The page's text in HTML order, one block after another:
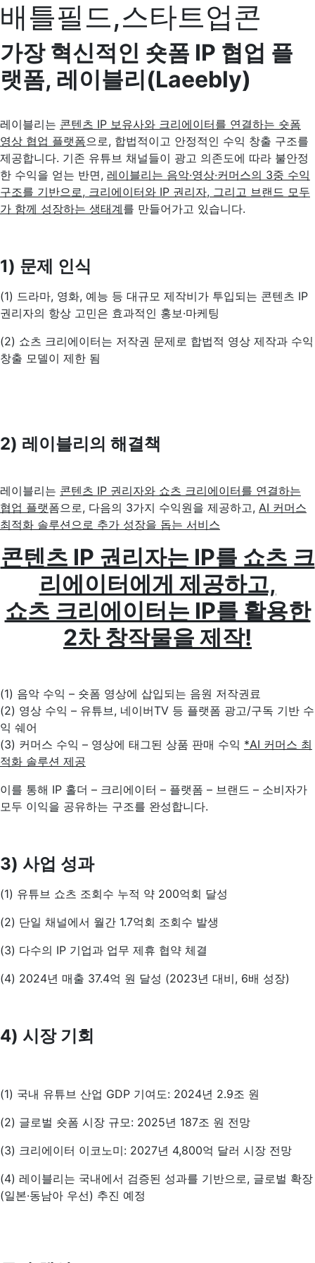
배틀필드,스타트업콘
가장 혁신적인 숏폼 IP 협업 플
랫폼, 레이블리(Laeebly)
레이블리는 콘텐츠 IP 보유사와 크리에이터를 연결하는 숏폼
영상 협업 플랫폼으로, 합법적이고 안정적인 수익 창출 구조를
제공합니다. 기존 유튜브 채널들이 광고 의존도에 따라 불안정
한 수익을 얻는 반면, 레이블리는 음악·영상·커머스의 3중 수익
구조를 기반으로, 크리에이터와 IP 권리자, 그리고 브랜드 모두
가 함께 성장하는 생태계를 만들어가고 있습니다.
1) 문제 인식
(1) 드라마, 영화, 예능 등 대규모 제작비가 투입되는 콘텐츠 IP
권리자의 항상 고민은 효과적인 홍보·마케팅
(2) 쇼츠 크리에이터는 저작권 문제로 합법적 영상 제작과 수익
창출 모델이 제한 됨
2) 레이블리의 해결책
레이블리는 콘텐츠 IP 권리자와 쇼츠 크리에이터를 연결하는
협업 플랫폼으로, 다음의 3가지 수익원을 제공하고, AI 커머스
최적화 솔루션으로 추가 성장을 돕는 서비스
콘텐츠 IP 권리자는 IP를 쇼츠 크
리에이터에게 제공하고,
쇼츠 크리에이터는 IP를 활용한
2차 창작물을 제작!
(1) 음악 수익 – 숏폼 영상에 삽입되는 음원 저작권료
(2) 영상 수익 – 유튜브, 네이버TV 등 플랫폼 광고/구독 기반 수
익 쉐어
(3) 커머스 수익 – 영상에 태그된 상품 판매 수익 *AI 커머스 최
적화 솔루션 제공
이를 통해 IP 홀더 – 크리에이터 – 플랫폼 – 브랜드 – 소비자가
모두 이익을 공유하는 구조를 완성합니다.
3) 사업 성과
(1) 유튜브 쇼츠 조회수 누적 약 200억회 달성
(2) 단일 채널에서 월간 1.7억회 조회수 발생
(3) 다수의 IP 기업과 업무 제휴 협약 체결
(4) 2024년 매출 37.4억 원 달성 (2023년 대비, 6배 성장)
4) 시장 기회
(1) 국내 유튜브 산업 GDP 기여도: 2024년 2.9조 원
(2) 글로벌 숏폼 시장 규모: 2025년 187조 원 전망
(3) 크리에이터 이코노미: 2027년 4,800억 달러 시장 전망
(4) 레이블리는 국내에서 검증된 성과를 기반으로, 글로벌 확장
(일본·동남아 우선) 추진 예정